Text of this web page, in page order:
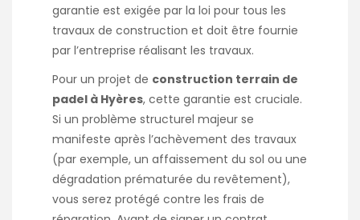
garantie est exigée par la loi pour tous les
travaux de construction et doit être fournie
par l’entreprise réalisant les travaux.
Pour un projet de construction terrain de
padel à Hyères, cette garantie est cruciale.
Si un problème structurel majeur se
manifeste après l’achèvement des travaux
(par exemple, un affaissement du sol ou une
dégradation prématurée du revêtement),
vous serez protégé contre les frais de